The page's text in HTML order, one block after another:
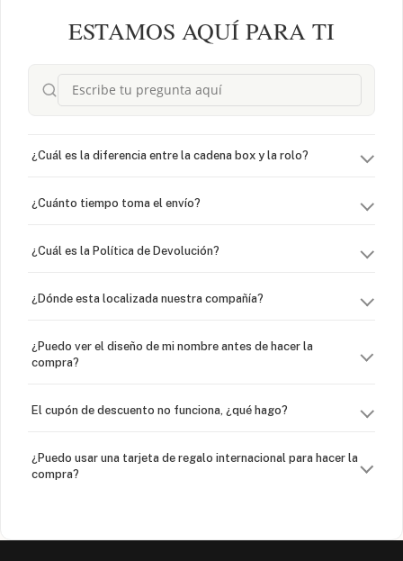
ESTAMOS AQUÍ PARA TI
¿Cuál es la diferencia entre la cadena box y la rolo?
¿Cuánto tiempo toma el envío?
¿Cuál es la Política de Devolución?
¿Dónde esta localizada nuestra compañía?
¿Puedo ver el diseño de mi nombre antes de hacer la
compra?
El cupón de descuento no funciona, ¿qué hago?
¿Puedo usar una tarjeta de regalo internacional para hacer la
compra?